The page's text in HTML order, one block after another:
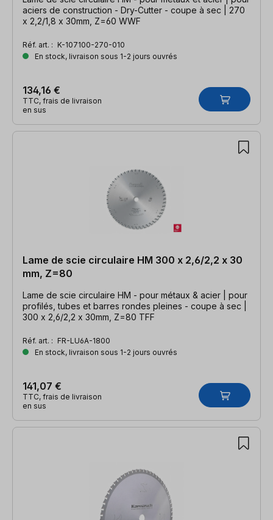
aciers de construction - Dry-Cutter - coupe à sec | 270
x 2,2/1,8 x 30mm, Z=60 WWF
Réf. art. : K-107100-270-010
En stock, livraison sous 1-2 jours ouvrés
134,16 €
TTC, frais de livraison
en sus
Lame de scie circulaire HM 300 x 2,6/2,2 x 30
mm, Z=80
Lame de scie circulaire HM - pour métaux & acier | pour
profilés, tubes et barres rondes pleines - coupe à sec |
300 x 2,6/2,2 x 30mm, Z=80 TFF
Réf. art. : FR-LU6A-1800
En stock, livraison sous 1-2 jours ouvrés
141,07 €
TTC, frais de livraison
en sus